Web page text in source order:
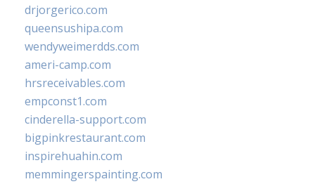
drjorgerico.com
queensushipa.com
wendyweimerdds.com
ameri-camp.com
hrsreceivables.com
empconst1.com
cinderella-support.com
bigpinkrestaurant.com
inspirehuahin.com
memmingerspainting.com